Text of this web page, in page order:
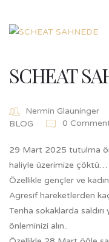
SCHEAT
Nermin Glauninger
BLOG
0
29 Mart 2025 tutulma
haliyle üzerimize çöktü…
Özellikle gençler ve
Agresif hareketlerden
Tenha sokaklarda
önleminizi alın..